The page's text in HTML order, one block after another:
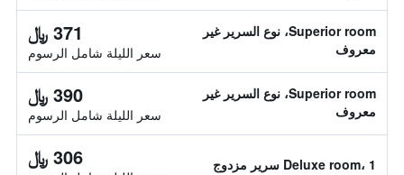
Superior room، نوع السرير غير
معروف
371 ﷼
سعر الليلة شامل الرسوم
Superior room، نوع السرير غير
معروف
390 ﷼
سعر الليلة شامل الرسوم
Deluxe room، 1 سرير مزدوج 306 ﷼